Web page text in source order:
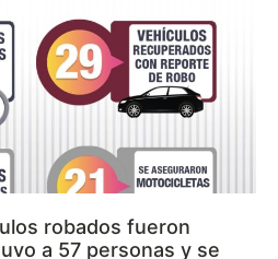
robados fueron
a 57 personas y se